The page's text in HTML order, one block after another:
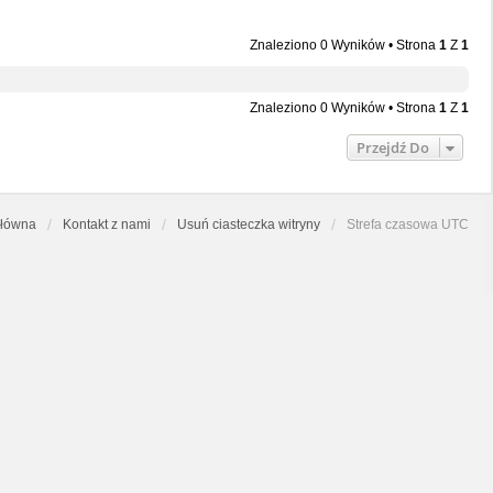
Znaleziono 0 Wyników • Strona 1 Z 1
Znaleziono 0 Wyników • Strona 1 Z 1
Przejdź Do
Kontakt z nami Usuń ciasteczka witryny Strefa czasowa UTC